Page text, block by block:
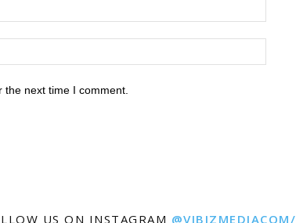
next time I comment.
US ON INSTAGRAM @VIBIZMEDIACOM/